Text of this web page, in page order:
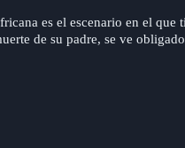
es el escenario en el
de su padre, se ve